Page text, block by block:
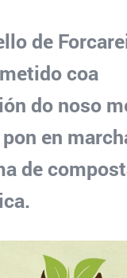
de
coa
do noso
en
de